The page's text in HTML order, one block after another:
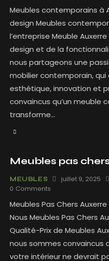
Meubles contemporains à
design Meubles
l’entreprise Meuble
design et de la
nous partageons une
mobilier contemporain, qui
esthétique, innovation et
convaincus qu’un meuble
transforme…
Meubles pas
MEUBLES juillet 9, 2025
0 Comments
Meubles Pas Chers
Nous Meubles Pas Chers
Qualité-Prix de Meubles
nous sommes convaincus
votre intérieur ne devrait